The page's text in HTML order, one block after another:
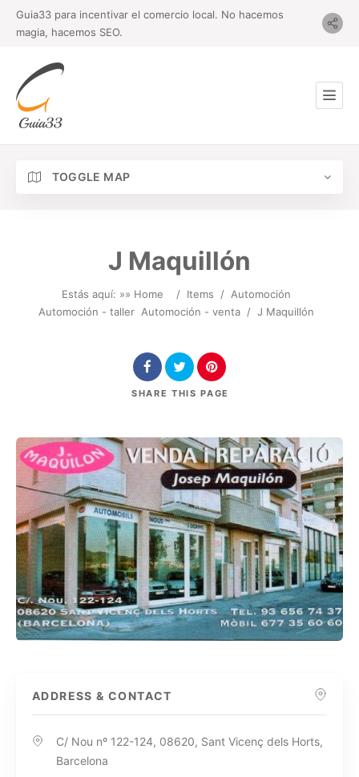
Guia33 para incentivar el comercio local. No hacemos
magia, hacemos SEO.
TOGGLE MAP
J Maquillón
Estás aquí: »» Home / Items / Automoción
Automoción - taller Automoción - venta / J Maquillón
SHARE THIS PAGE
ADDRESS & CONTACT
C/ Nou nº 122-124, 08620, Sant Vicenç dels Horts,
Barcelona